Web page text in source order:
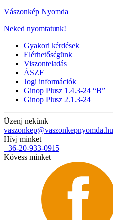
Vászonkép Nyomda
Neked nyomtatunk!
Gyakori kérdések
Elérhetőségünk
Viszonteladás
ÁSZF
Jogi információk
Ginop Plusz 1.4.3-24 “B”
Ginop Plusz 2.1.3-24
Üzenj nekünk
vaszonkep@vaszonkepnyomda.hu
Hívj minket
+36-20-933-0915
Kövess minket